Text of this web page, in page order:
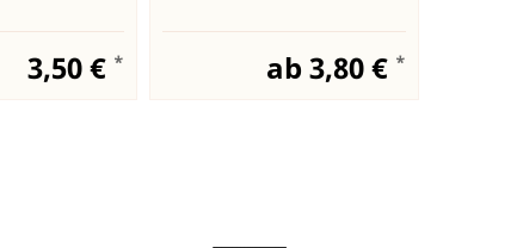
3,50 € * ab 3,80 € *